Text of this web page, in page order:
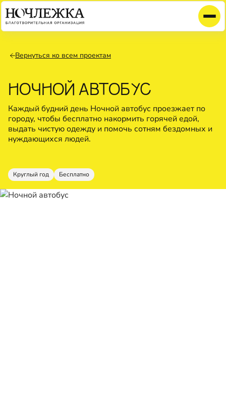
Вернуться ко всем проектам
НОЧНОЙ АВТОБУС
Каждый будний день Ночной автобус проезжает по
городу, чтобы бесплатно накормить горячей едой,
выдать чистую одежду и помочь сотням бездомных и
нуждающихся людей.
Круглый год Бесплатно